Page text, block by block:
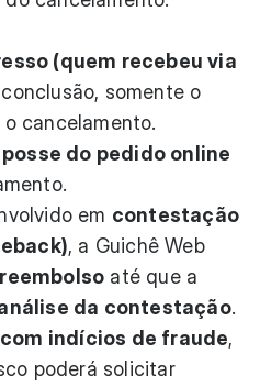
(quem recebeu via
somente o
cancelamento.
do pedido online
em contestação
, a Guichê Web
até que a
da contestação.
indícios de fraude,
poderá solicitar